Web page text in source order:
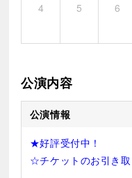
4 5 6
公演内容
公演情報
★好評受付中！
☆チケットのお引き取